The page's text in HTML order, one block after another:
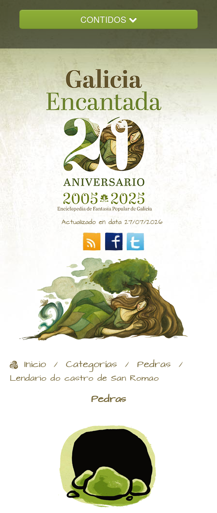
CONTIDOS
GALICIA ENCANTADA
DOCUMENTACION
NOVAS
CONTACTO
Actualizado en data 27/07/2026
Inicio / Categorías / Pedras /
Lendario do castro de San Romao
Pedras